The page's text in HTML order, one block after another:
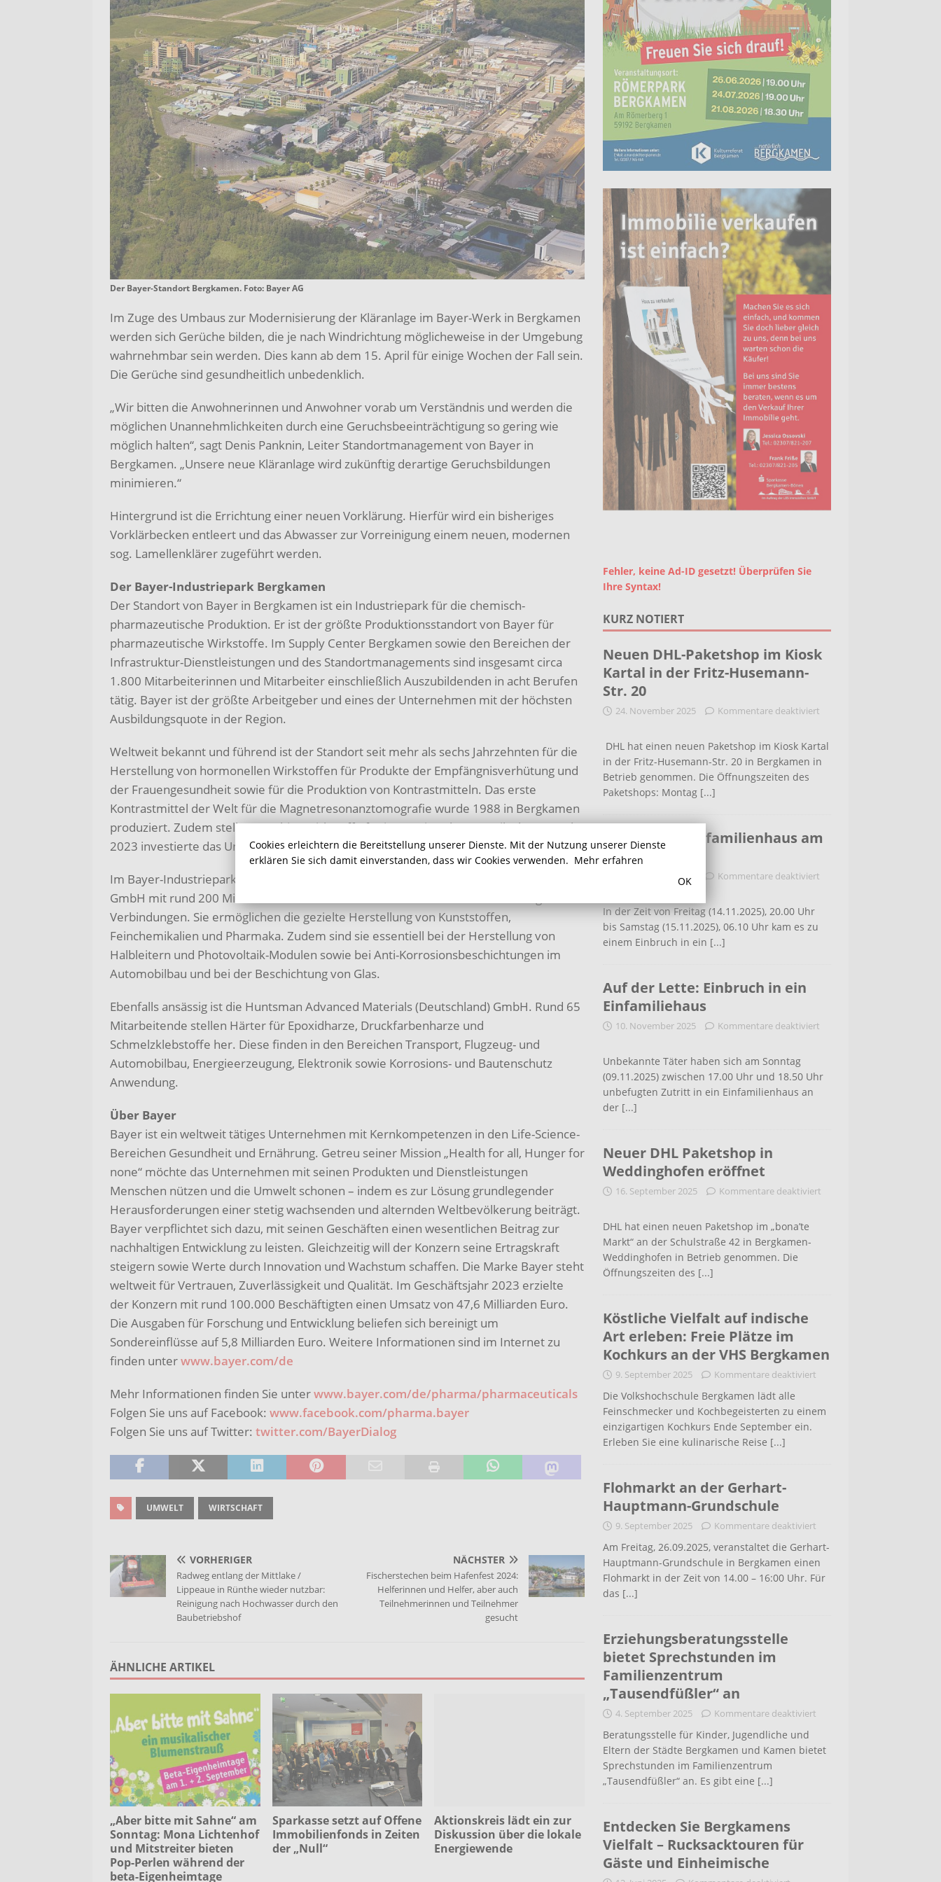
Der Bayer-Standort Bergkamen. Foto: Bayer AG
Im Zuge des Umbaus zur Modernisierung der Kläranlage im Bayer-Werk in Bergkamen
werden sich Gerüche bilden, die je nach Windrichtung möglicheweise in der Umgebung
wahrnehmbar sein werden. Dies kann ab dem 15. April für einige Wochen der Fall sein.
Die Gerüche sind gesundheitlich unbedenklich.
„Wir bitten die Anwohnerinnen und Anwohner vorab um Verständnis und werden die
möglichen Unannehmlichkeiten durch eine Geruchsbeeinträchtigung so gering wie
möglich halten“, sagt Denis Panknin, Leiter Standortmanagement von Bayer in
Bergkamen. „Unsere neue Kläranlage wird zukünftig derartige Geruchsbildungen
minimieren.“
Hintergrund ist die Errichtung einer neuen Vorklärung. Hierfür wird ein bisheriges
Vorklärbecken entleert und das Abwasser zur Vorreinigung einem neuen, modernen
sog. Lamellenklärer zugeführt werden.
Der Bayer-Industriepark Bergkamen
Der Standort von Bayer in Bergkamen ist ein Industriepark für die chemisch-
pharmazeutische Produktion. Er ist der größte Produktionsstandort von Bayer für
pharmazeutische Wirkstoffe. Im Supply Center Bergkamen sowie den Bereichen der
Infrastruktur-Dienstleistungen und des Standortmanagements sind insgesamt circa
1.800 Mitarbeiterinnen und Mitarbeiter einschließlich Auszubildenden in acht Berufen
tätig. Bayer ist der größte Arbeitgeber und eines der Unternehmen mit der höchsten
Ausbildungsquote in der Region.
Weltweit bekannt und führend ist der Standort seit mehr als sechs Jahrzehnten für die
Herstellung von hormonellen Wirkstoffen für Produkte der Empfängnisverhütung und
der Frauengesundheit sowie für die Produktion von Kontrastmitteln. Das erste
Kontrastmittel der Welt für die Magnetresonanztomografie wurde 1988 in Bergkamen
produziert. Zudem stellt Bayer hier Wirkstoffe für innovative Therapeutika her. Im Jahr
2023 investierte das Unternehmen rund 50 Millionen Euro in den Standort Bergkamen.
Im Bayer-Industriepark Bergkamen produziert zudem die Lanxess Organometallics
GmbH mit rund 200 Mitarbeiterinnen und Mitarbeitern verschiedene metallorganische
Verbindungen. Sie ermöglichen die gezielte Herstellung von Kunststoffen,
Feinchemikalien und Pharmaka. Zudem sind sie essentiell bei der Herstellung von
Halbleitern und Photovoltaik-Modulen sowie bei Anti-Korrosionsbeschichtungen im
Automobilbau und bei der Beschichtung von Glas.
Ebenfalls ansässig ist die Huntsman Advanced Materials (Deutschland) GmbH. Rund 65
Mitarbeitende stellen Härter für Epoxidharze, Druckfarbenharze und
Schmelzklebstoffe her. Diese finden in den Bereichen Transport, Flugzeug- und
Automobilbau, Energieerzeugung, Elektronik sowie Korrosions- und Bautenschutz
Anwendung.
Über Bayer
Bayer ist ein weltweit tätiges Unternehmen mit Kernkompetenzen in den Life-Science-
Bereichen Gesundheit und Ernährung. Getreu seiner Mission „Health for all, Hunger for
none“ möchte das Unternehmen mit seinen Produkten und Dienstleistungen
Menschen nützen und die Umwelt schonen – indem es zur Lösung grundlegender
Herausforderungen einer stetig wachsenden und alternden Weltbevölkerung beiträgt.
Bayer verpflichtet sich dazu, mit seinen Geschäften einen wesentlichen Beitrag zur
nachhaltigen Entwicklung zu leisten. Gleichzeitig will der Konzern seine Ertragskraft
steigern sowie Werte durch Innovation und Wachstum schaffen. Die Marke Bayer steht
weltweit für Vertrauen, Zuverlässigkeit und Qualität. Im Geschäftsjahr 2023 erzielte
der Konzern mit rund 100.000 Beschäftigten einen Umsatz von 47,6 Milliarden Euro.
Die Ausgaben für Forschung und Entwicklung beliefen sich bereinigt um
Sondereinflüsse auf 5,8 Milliarden Euro. Weitere Informationen sind im Internet zu
finden unterwww.bayer.com/de
Mehr Informationen finden Sie unterwww.bayer.com/de/pharma/pharmaceuticals
Folgen Sie uns auf Facebook: www.facebook.com/pharma.bayer
Folgen Sie uns auf Twitter: twitter.com/BayerDialog
UMWELT WIRTSCHAFT
VORHERIGER
Radweg entlang der Mittlake /
Lippeaue in Rünthe wieder nutzbar:
Reinigung nach Hochwasser durch den
Baubetriebshof
NÄCHSTER
Fischerstechen beim Hafenfest 2024:
Helferinnen und Helfer, aber auch
Teilnehmerinnen und Teilnehmer
gesucht
ÄHNLICHE ARTIKEL
„Aber bitte mit Sahne“ am
Sonntag: Mona Lichtenhof
und Mitstreiter bieten
Pop-Perlen während der
beta-Eigenheimtage
Sparkasse setzt auf Offene
Immobilienfonds in Zeiten
der „Null“
Aktionskreis lädt ein zur
Diskussion über die lokale
Energiewende
Fehler, keine Ad-ID gesetzt! Überprüfen Sie
Ihre Syntax!
KURZ NOTIERT
Neuen DHL-Paketshop im Kiosk
Kartal in der Fritz-Husemann-
Str. 20
24. November 2025 Kommentare deaktiviert
DHL hat einen neuen Paketshop im Kiosk Kartal
in der Fritz-Husemann-Str. 20 in Bergkamen in
Betrieb genommen. Die Öffnungszeiten des
Paketshops: Montag [...]
Einbruch in Einfamilienhaus am
Haldenweg
16. November 2025 Kommentare deaktiviert
In der Zeit von Freitag (14.11.2025), 20.00 Uhr
bis Samstag (15.11.2025), 06.10 Uhr kam es zu
einem Einbruch in ein [...]
Auf der Lette: Einbruch in ein
Einfamiliehaus
10. November 2025 Kommentare deaktiviert
Unbekannte Täter haben sich am Sonntag
(09.11.2025) zwischen 17.00 Uhr und 18.50 Uhr
unbefugten Zutritt in ein Einfamilienhaus an
der [...]
Neuer DHL Paketshop in
Weddinghofen eröffnet
16. September 2025 Kommentare deaktiviert
DHL hat einen neuen Paketshop im „bona’te
Markt“ an der Schulstraße 42 in Bergkamen-
Weddinghofen in Betrieb genommen. Die
Öffnungszeiten des [...]
Köstliche Vielfalt auf indische
Art erleben: Freie Plätze im
Kochkurs an der VHS Bergkamen
9. September 2025 Kommentare deaktiviert
Die Volkshochschule Bergkamen lädt alle
Feinschmecker und Kochbegeisterten zu einem
einzigartigen Kochkurs Ende September ein.
Erleben Sie eine kulinarische Reise [...]
Flohmarkt an der Gerhart-
Hauptmann-Grundschule
9. September 2025 Kommentare deaktiviert
Am Freitag, 26.09.2025, veranstaltet die Gerhart-
Hauptmann-Grundschule in Bergkamen einen
Flohmarkt in der Zeit von 14.00 – 16:00 Uhr. Für
das [...]
Erziehungsberatungsstelle
bietet Sprechstunden im
Familienzentrum
„Tausendfüßler“ an
4. September 2025 Kommentare deaktiviert
Beratungsstelle für Kinder, Jugendliche und
Eltern der Städte Bergkamen und Kamen bietet
Sprechstunden im Familienzentrum
„Tausendfüßler“ an. Es gibt eine [...]
Entdecken Sie Bergkamens
Vielfalt – Rucksacktouren für
Gäste und Einheimische
Cookies erleichtern die Bereitstellung unserer Dienste. Mit der Nutzung unserer Dienste
erklären Sie sich damit einverstanden, dass wir Cookies verwenden. Mehr erfahren
OK